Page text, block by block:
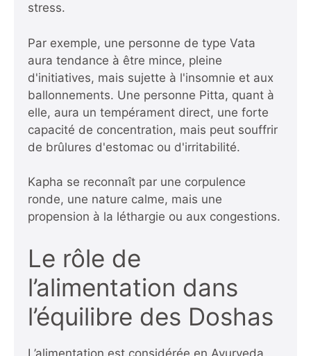
stress.
Par exemple, une personne de type Vata
aura tendance à être mince, pleine
d'initiatives, mais sujette à l'insomnie et aux
ballonnements. Une personne Pitta, quant à
elle, aura un tempérament direct, une forte
capacité de concentration, mais peut souffrir
de brûlures d'estomac ou d'irritabilité.
Kapha se reconnaît par une corpulence
ronde, une nature calme, mais une
propension à la léthargie ou aux congestions.
Le rôle de
l’alimentation dans
l’équilibre des Doshas
L’alimentation est considérée en Ayurveda